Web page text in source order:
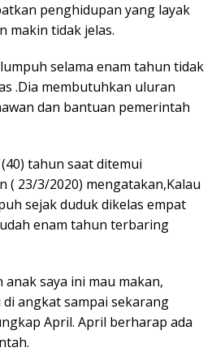
penghidupan yang layak
makin tidak jelas.
selama enam tahun tidak
.Dia membutuhkan uluran
dan bantuan pemerintah
tahun saat ditemui
( 23/3/2020) mengatakan,Kalau
sejak duduk dikelas empat
enam tahun terbaring
saya ini mau makan,
angkat sampai sekarang
April. April berharap ada